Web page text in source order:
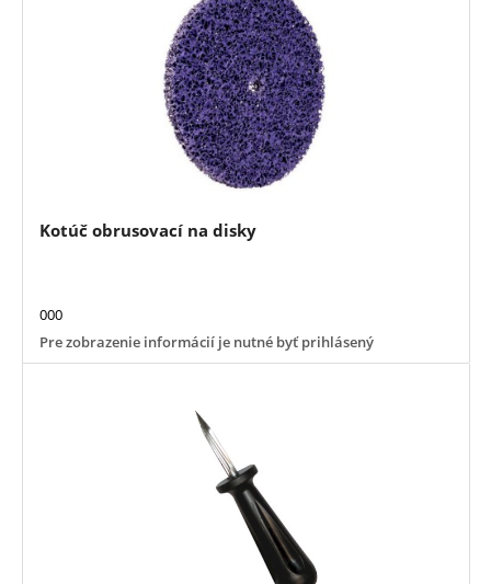
Kotúč obrusovací na disky
000
Pre zobrazenie informácií je nutné byť prihlásený